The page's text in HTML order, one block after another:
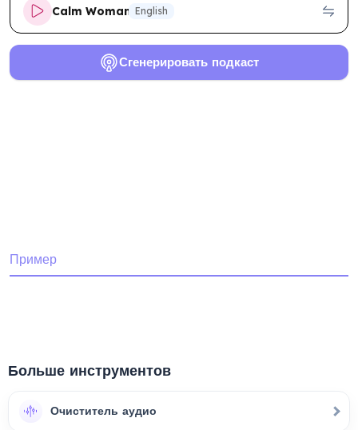
Calm Woman English
Сгенерировать подкаст
Пример
Больше инструментов
Очиститель аудио